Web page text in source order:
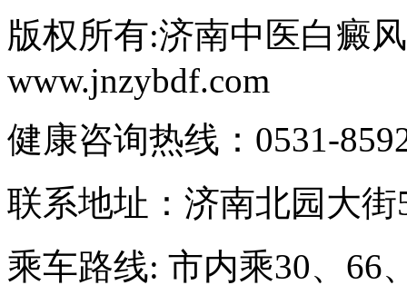
版权所有:济南中医白癜
www.jnzybdf.com
健康咨询热线：0531-
联系地址：济南北园大
乘车路线: 市内乘30、66